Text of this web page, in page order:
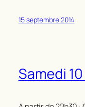
15 septembre 2014
Samedi